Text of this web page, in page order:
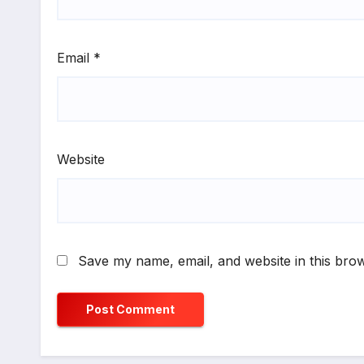
Email *
Website
Save my name, email, and website in this